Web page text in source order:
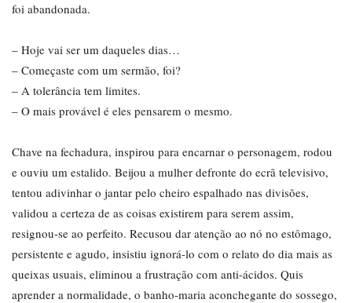
foi abandonada.
– Hoje vai ser um daqueles dias…
– Começaste com um sermão, foi?
– A tolerância tem limites.
– O mais provável é eles pensarem o mesmo.
Chave na fechadura, inspirou para encarnar o personagem, rodou
e ouviu um estalido. Beijou a mulher defronte do ecrã televisivo,
tentou adivinhar o jantar pelo cheiro espalhado nas divisões,
validou a certeza de as coisas existirem para serem assim,
resignou-se ao perfeito. Recusou dar atenção ao nó no estômago,
persistente e agudo, insistiu ignorá-lo com o relato do dia mais as
queixas usuais, eliminou a frustração com anti-ácidos. Quis
aprender a normalidade, o banho-maria aconchegante do sossego,